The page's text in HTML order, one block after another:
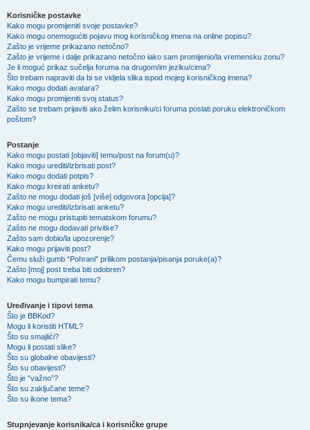
Korisničke postavke
Kako mogu promijeniti svoje postavke?
Kako mogu onemogućiti pojavu mog korisničkog imena na online popisu?
Zašto je vrijeme prikazano netočno?
Zašto je vrijeme i dalje prikazano netočno iako sam promijenio/la vremensku zonu?
Je li moguć prikaz sučelja foruma na drugom/im jeziku/cima?
Što trebam napraviti da bi se vidjela slika ispod mojeg korisničkog imena?
Kako mogu dodati avatara?
Kako mogu promijeniti svoj status?
Zašto se trebam prijaviti ako želim korisniku/ci foruma poslati poruku elektroničkom
poštom?
Postanje
Kako mogu postati [objaviti] temu/post na forum(u)?
Kako mogu urediti/izbrisati post?
Kako mogu dodati potpis?
Kako mogu kreirati anketu?
Zašto ne mogu dodati još [više] odgovora [opcija]?
Kako mogu urediti/izbrisati anketu?
Zašto ne mogu pristupiti tematskom forumu?
Zašto ne mogu dodavati privitke?
Zašto sam dobio/la upozorenje?
Kako mogu prijaviti post?
Čemu služi gumb “Pohrani” prilikom postanja/pisanja poruke(a)?
Zašto [moj] post treba biti odobren?
Kako mogu bumpirati temu?
Uređivanje i tipovi tema
Što je BBKod?
Mogu li koristiti HTML?
Što su smajlići?
Mogu li postati slike?
Što su globalne obavijesti?
Što su obavijesti?
Što je “važno”?
Što su zaključane teme?
Što su ikone tema?
Stupnjevanje korisnika/ca i korisničke grupe